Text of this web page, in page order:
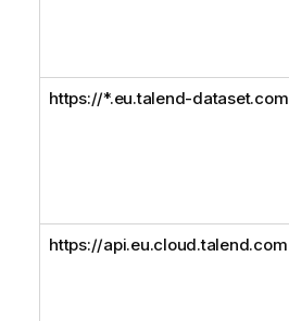
https://*.eu.talend-dataset.com
https://api.eu.cloud.talend.com